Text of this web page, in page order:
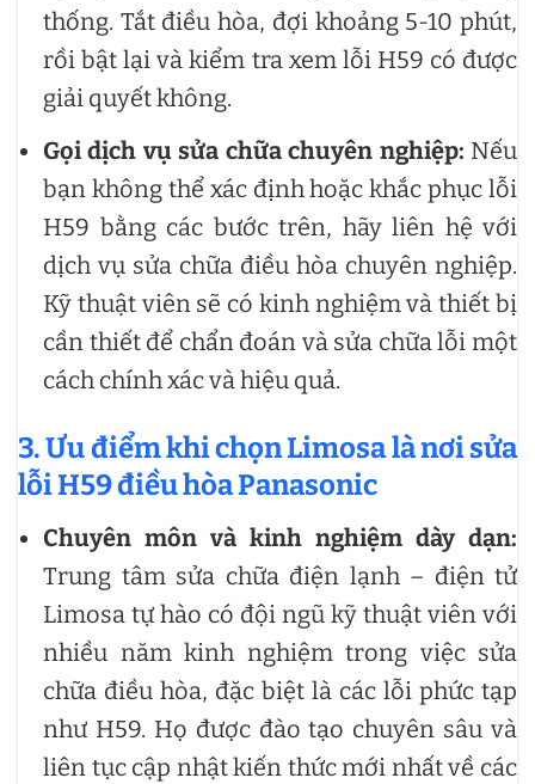
thống. Tắt điều hòa, đợi khoảng 5-10 phút,
rồi bật lại và kiểm tra xem lỗi H59 có được
giải quyết không.
Gọi dịch vụ sửa chữa chuyên nghiệp: Nếu
bạn không thể xác định hoặc khắc phục lỗi
H59 bằng các bước trên, hãy liên hệ với
dịch vụ sửa chữa điều hòa chuyên nghiệp.
Kỹ thuật viên sẽ có kinh nghiệm và thiết bị
cần thiết để chẩn đoán và sửa chữa lỗi một
cách chính xác và hiệu quả.
3. Ưu điểm khi chọn Limosa là nơi sửa
lỗi H59 điều hòa Panasonic
Chuyên môn và kinh nghiệm dày dạn:
Trung tâm sửa chữa điện lạnh – điện tử
Limosa tự hào có đội ngũ kỹ thuật viên với
nhiều năm kinh nghiệm trong việc sửa
chữa điều hòa, đặc biệt là các lỗi phức tạp
như H59. Họ được đào tạo chuyên sâu và
liên tục cập nhật kiến thức mới nhất về các